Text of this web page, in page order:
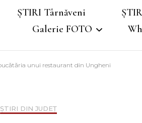
ȘTIRI Târnăveni
Galerie FOTO
unui restaurant din Ungheni
ȘTIRI DIN JUDEȚ